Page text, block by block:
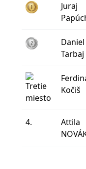
Juraj
Daniel
Tarbaj
Kočiš
4.
Attila